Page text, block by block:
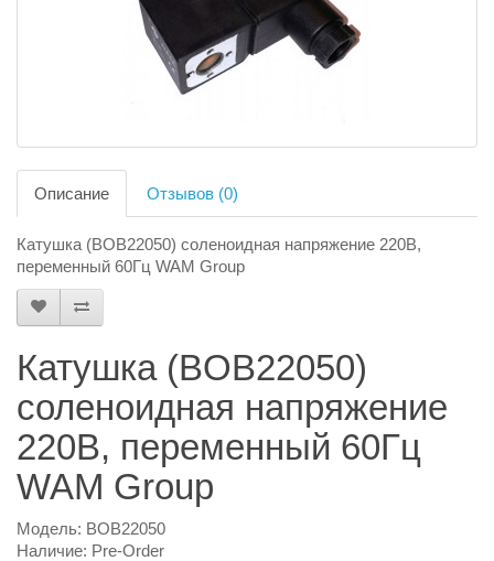
Описание Отзывов (0)
Катушка (BOB22050) соленоидная напряжение 220В,
переменный 60Гц WAM Group
Катушка (BOB22050)
соленоидная напряжение
220В, переменный 60Гц
WAM Group
Модель: BOB22050
Наличие: Pre-Order